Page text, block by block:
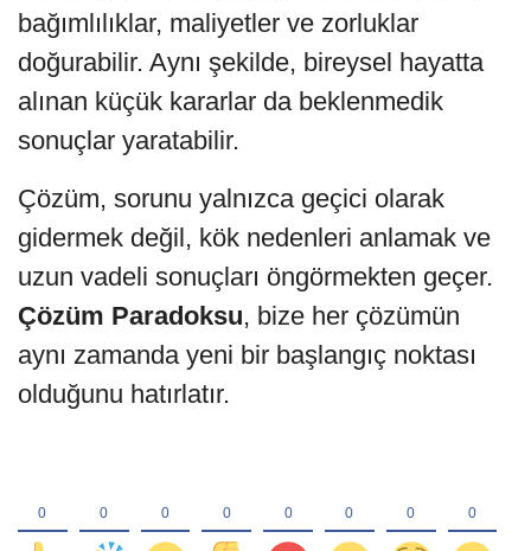
bağımlılıklar, maliyetler ve zorluklar
doğurabilir. Aynı şekilde, bireysel hayatta
alınan küçük kararlar da beklenmedik
sonuçlar yaratabilir.
Çözüm, sorunu yalnızca geçici olarak
gidermek değil, kök nedenleri anlamak ve
uzun vadeli sonuçları öngörmekten geçer.
Çözüm Paradoksu, bize her çözümün
aynı zamanda yeni bir başlangıç noktası
olduğunu hatırlatır.